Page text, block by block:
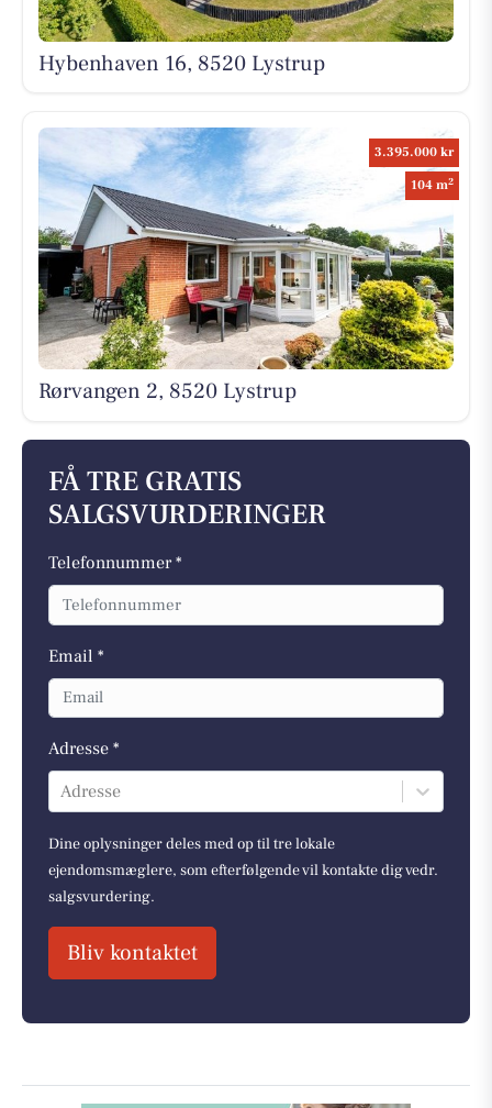
Hybenhaven 16, 8520 Lystrup
3.395.000 kr
104 m2
Rørvangen 2, 8520 Lystrup
FÅ TRE GRATIS
SALGSVURDERINGER
Telefonnummer *
Email *
Adresse *
Adresse
Dine oplysninger deles med op til tre lokale
ejendomsmæglere, som efterfølgende vil kontakte dig vedr.
salgsvurdering.
Bliv kontaktet